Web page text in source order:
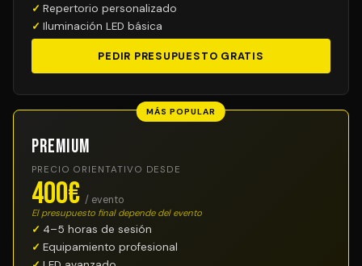
Repertorio personalizado
Iluminación LED básica
PEDIR PRESUPUESTO GRATIS
MÁS POPULAR
Premium
PRECIO ORIENTATIVO DESDE
400€ / evento
El presupuesto final depende del evento
4–5 horas de sesión
Equipamiento profesional